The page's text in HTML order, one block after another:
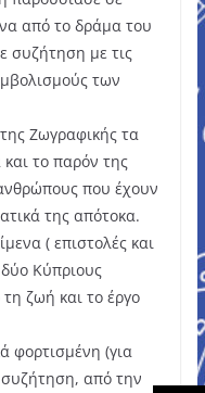
από το δράμα του
συζήτηση με τις
των
Ζωγραφικής τα
και το παρόν της
που έχουν
της απότοκα.
( επιστολές και
Κύπριους
ζωή και το έργο
φορτισμένη (για
από την